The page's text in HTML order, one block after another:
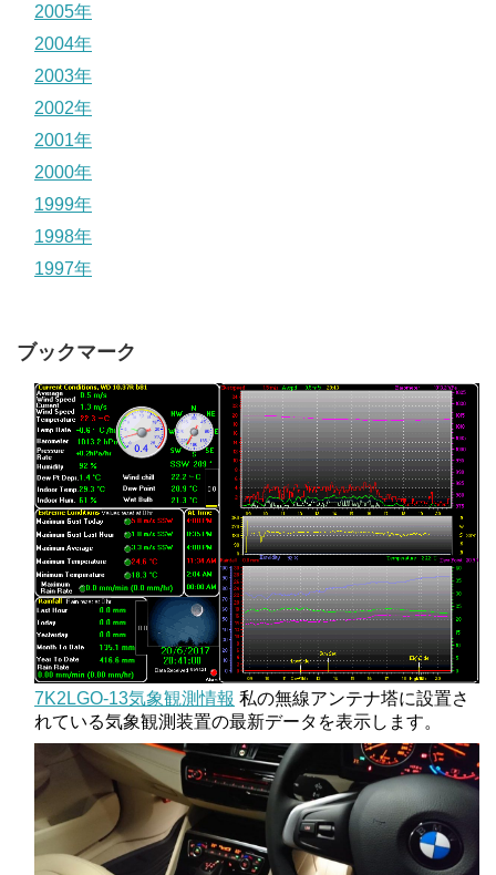
2005年
2004年
2003年
2002年
2001年
2000年
1999年
1998年
1997年
ブックマーク
7K2LGO-13気象観測情報 私の無線アンテナ塔に設置さ
れている気象観測装置の最新データを表示します。